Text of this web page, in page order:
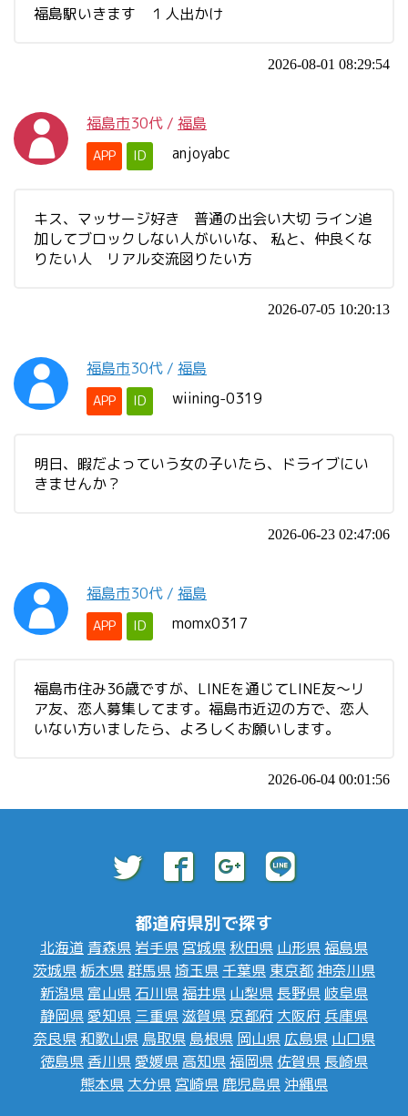
福島駅いきます １人出かけ
2026-08-01 08:29:54
福島市30代 / 福島
APP ID anjoyabc
キス、マッサージ好き 普通の出会い大切 ライン追
加してブロックしない人がいいな、 私と、仲良くな
りたい人 リアル交流図りたい方
2026-07-05 10:20:13
福島市30代 / 福島
APP ID wiining-0319
明日、暇だよっていう女の子いたら、ドライブにい
きませんか？
2026-06-23 02:47:06
福島市30代 / 福島
APP ID momx0317
福島市住み36歳ですが、LINEを通じてLINE友〜リ
ア友、恋人募集してます。福島市近辺の方で、恋人
いない方いましたら、よろしくお願いします。
2026-06-04 00:01:56
都道府県別で探す
北海道 青森県 岩手県 宮城県 秋田県 山形県福島県
茨城県 栃木県群馬県埼玉県 千葉県 東京都神奈川県
新潟県 富山県 石川県福井県 山梨県 長野県 岐阜県
静岡県愛知県 三重県滋賀県 京都府 大阪府 兵庫県
奈良県 和歌山県 鳥取県 島根県 岡山県 広島県 山口県
徳島県 香川県愛媛県 高知県福岡県 佐賀県 長崎県
熊本県 大分県 宮崎県 鹿児島県 沖縄県